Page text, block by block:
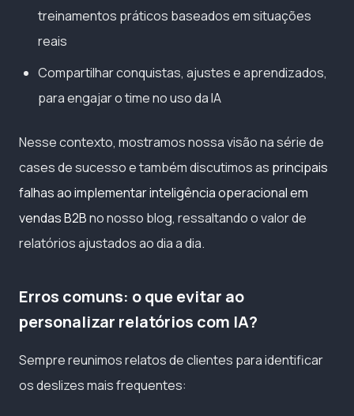
treinamentos práticos baseados em situações
reais
Compartilhar conquistas, ajustes e aprendizados,
para engajar o time no uso da IA
Nesse contexto, mostramos nossa visão na série de
cases de sucesso e também discutimos as principais
falhas ao implementar inteligência operacional em
vendas B2Bno nosso blog, ressaltando o valor de
relatórios ajustados ao dia a dia.
Erros comuns: o que evitar ao
personalizar relatórios com IA?
Sempre reunimos relatos de clientes para identificar
os deslizes mais frequentes: